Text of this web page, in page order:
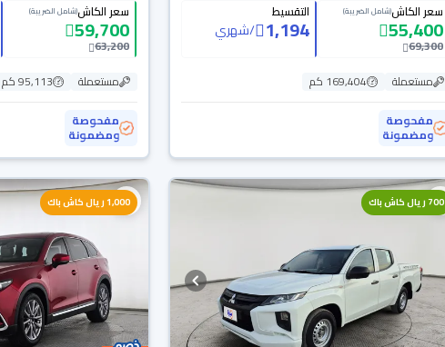
سعر الكاش(شامل الضريبة)
55,400
69,300
التقسيط
1,194
/شهري
مستعملة
169,404 كم
مفحوصة
ومضمونة
سعر الكاش(شامل الضريبة)
59,700
63,200
مستعملة
95,113 كم
مفحوصة
ومضمونة
700 ريال كاش باك 1,000 ريال كاش باك